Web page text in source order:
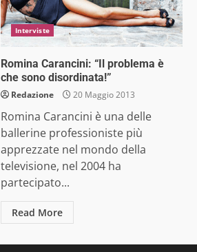
Interviste
Romina Carancini: “Il problema è
che sono disordinata!”
Redazione 20 Maggio 2013
Romina Carancini è una delle
ballerine professioniste più
apprezzate nel mondo della
televisione, nel 2004 ha
partecipato...
Read More